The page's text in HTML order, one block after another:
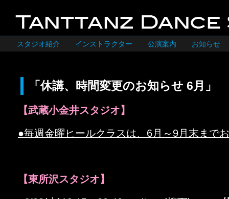
スタジオ紹介 インストラクター 公演案内 お知らせ
「休講、時間変更のお知らせ 6月」
【武蔵小金井スタジオ】
●毎週金曜ヒールクラスは、6月～9月末まで
【東所沢スタジオ】